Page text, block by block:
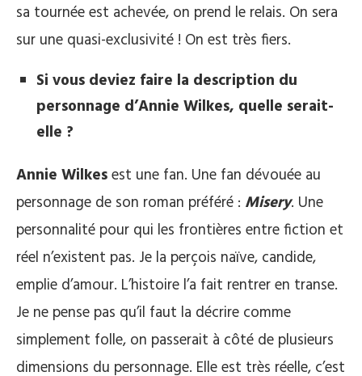
sa tournée est achevée, on prend le relais. On sera
sur une quasi-exclusivité ! On est très fiers.
Si vous deviez faire la description du
personnage d’Annie Wilkes, quelle serait-
elle ?
Annie Wilkesest une fan. Une fan dévouée au
personnage de son roman préféré : Misery. Une
personnalité pour qui les frontières entre fiction et
réel n’existent pas. Je la perçois naïve, candide,
emplie d’amour. L’histoire l’a fait rentrer en transe.
Je ne pense pas qu’il faut la décrire comme
simplement folle, on passerait à côté de plusieurs
dimensions du personnage. Elle est très réelle, c’est